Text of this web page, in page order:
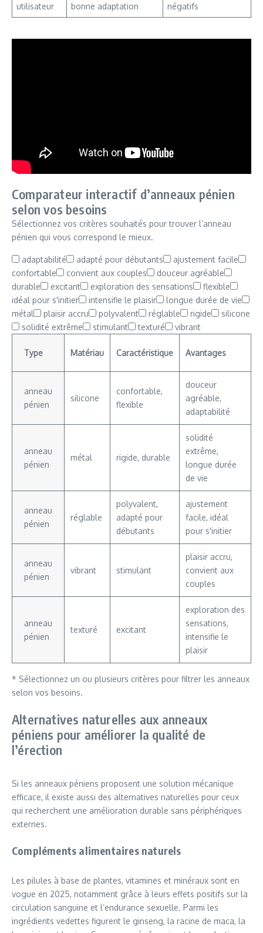
utilisateur
bonne adaptation
négatifs
Comparateur interactif d’anneaux pénien
selon vos besoins
Sélectionnez vos critères souhaités pour trouver l’anneau
pénien qui vous correspond le mieux.
adaptabilité adapté pour débutants
ajustement facile
confortable
convient aux couples
douceur agréable
durable
excitant exploration des sensations
flexible
idéal pour s'initier
intensifie le plaisir
longue durée de vie
métal
plaisir accru polyvalent réglable rigide
silicone
solidité extrême
stimulant texturé vibrant
Type Matériau Caractéristique Avantages
anneau
pénien
silicone
confortable,
flexible
douceur
agréable,
adaptabilité
anneau
pénien
métal rigide, durable
solidité
extrême,
longue durée
de vie
anneau
pénien
réglable
polyvalent,
adapté pour
débutants
ajustement
facile, idéal
pour s'initier
anneau
pénien
vibrant stimulant
plaisir accru,
convient aux
couples
anneau
pénien
texturé excitant
exploration des
sensations,
intensifie le
plaisir
* Sélectionnez un ou plusieurs critères pour filtrer les anneaux
selon vos besoins.
Alternatives naturelles aux anneaux
péniens pour améliorer la qualité de
l’érection
Si les anneaux péniens proposent une solution mécanique
efficace, il existe aussi des alternatives naturelles pour ceux
qui recherchent une amélioration durable sans périphériques
externes.
Compléments alimentaires naturels
Les pilules à base de plantes, vitamines et minéraux sont en
vogue en 2025, notamment grâce à leurs effets positifs sur la
circulation sanguine et l’endurance sexuelle. Parmi les
ingrédients vedettes figurent le ginseng, la racine de maca, la